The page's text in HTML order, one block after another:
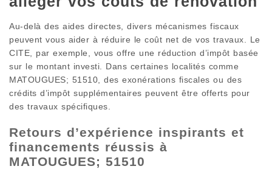
Au-delà des aides directes, divers mécanismes fiscaux
peuvent vous aider à réduire le coût net de vos travaux. Le
CITE, par exemple, vous offre une réduction d’impôt basée
sur le montant investi. Dans certaines localités comme
MATOUGUES; 51510, des exonérations fiscales ou des
crédits d’impôt supplémentaires peuvent être offerts pour
des travaux spécifiques.
Retours d’expérience inspirants et
financements réussis à
MATOUGUES; 51510